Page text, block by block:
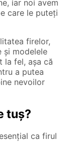
iar noi avem
care le puteți
firelor,
și modelele
la fel, așa că
a putea
nevoilor
tuș?
ca firul